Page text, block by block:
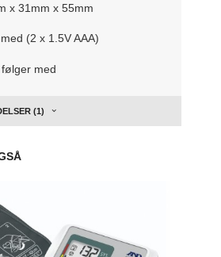
x 31mm x 55mm
(2 x 1.5V AAA)
med
(1)